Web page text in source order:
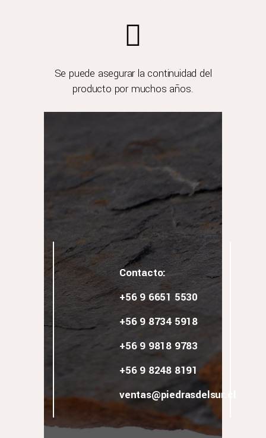
Se puede asegurar la continuidad del
producto por muchos años.
Contacto:
+56 9 6651 5530
‎‪+56 9 8734 5918‬
+56 9 9818 9783
+56 9 8248 8191
ventas@piedrasdelsur.cl